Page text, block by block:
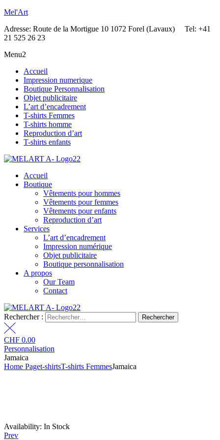
Mel'Art
Adresse: Route de la Mortigue 10 1072 Forel (Lavaux) Tel: +41
21 525 26 23
Menu2
Accueil
Impression numerique
Boutique Personnalisation
Objet publicitaire
L’art d’encadrement
T-shirts Femmes
T-shirts homme
Reproduction d’art
T-shirts enfants
Accueil
Boutique
Vêtements pour hommes
Vêtements pour femmes
Vêtements pour enfants
Reproduction d’art
Services
L’art d’encadrement
Impression numérique
Objet publicitaire
Boutique personnalisation
A propos
Our Team
Contact
Rechercher :
CHF 0.00
Personnalisation
Jamaica
Home Paget-shirtsT-shirts FemmesJamaica
Availability: In Stock
Prev